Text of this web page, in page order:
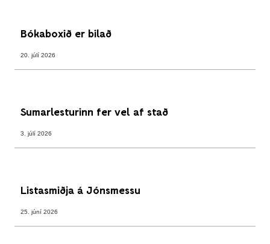
Bókaboxið er bilað
20. júlí 2026
Sumarlesturinn fer vel af stað
3. júlí 2026
Listasmiðja á Jónsmessu
25. júní 2026